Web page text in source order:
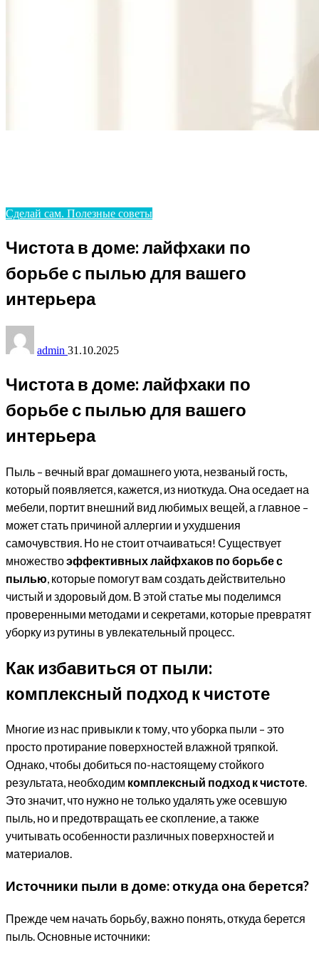
Сделай сам. Полезные советы
Чистота в доме: лайфхаки по
борьбе с пылью для вашего
интерьера
admin 31.10.2025
Чистота в доме: лайфхаки по
борьбе с пылью для вашего
интерьера
Пыль – вечный враг домашнего уюта, незваный гость,
который появляется, кажется, из ниоткуда. Она оседает на
мебели, портит внешний вид любимых вещей, а главное –
может стать причиной аллергии и ухудшения
самочувствия. Но не стоит отчаиваться! Существует
множествоэффективных лайфхаков по борьбе с
пылью , которые помогут вам создать действительно
чистый и здоровый дом. В этой статье мы поделимся
проверенными методами и секретами, которые превратят
уборку из рутины в увлекательный процесс.
Как избавиться от пыли:
комплексный подход к чистоте
Многие из нас привыкли к тому, что уборка пыли – это
просто протирание поверхностей влажной тряпкой.
Однако, чтобы добиться по-настоящему стойкого
результата, необходим комплексный подход к чистоте.
Это значит, что нужно не только удалять уже осевшую
пыль, но и предотвращать ее скопление, а также
учитывать особенности различных поверхностей и
материалов.
Источники пыли в доме: откуда она берется?
Прежде чем начать борьбу, важно понять, откуда берется
пыль. Основные источники: